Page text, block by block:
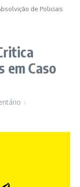
de Policiais
em Caso